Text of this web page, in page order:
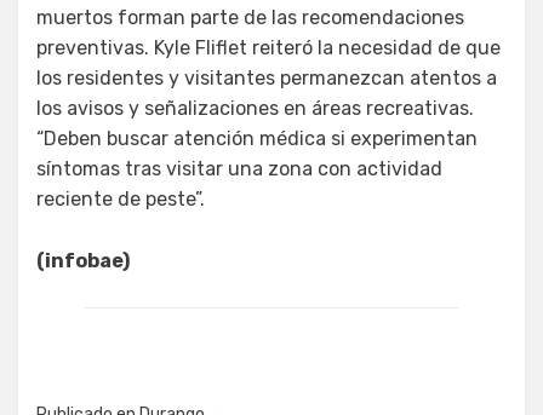
muertos forman parte de las recomendaciones
preventivas. Kyle Fliflet reiteró la necesidad de que
los residentes y visitantes permanezcan atentos a
los avisos y señalizaciones en áreas recreativas.
“Deben buscar atención médica si experimentan
síntomas tras visitar una zona con actividad
reciente de peste”.
(infobae)